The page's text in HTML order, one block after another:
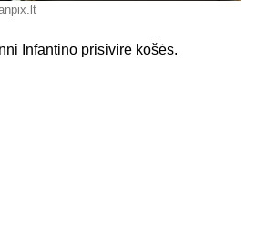
Infantino prisivirė košės.